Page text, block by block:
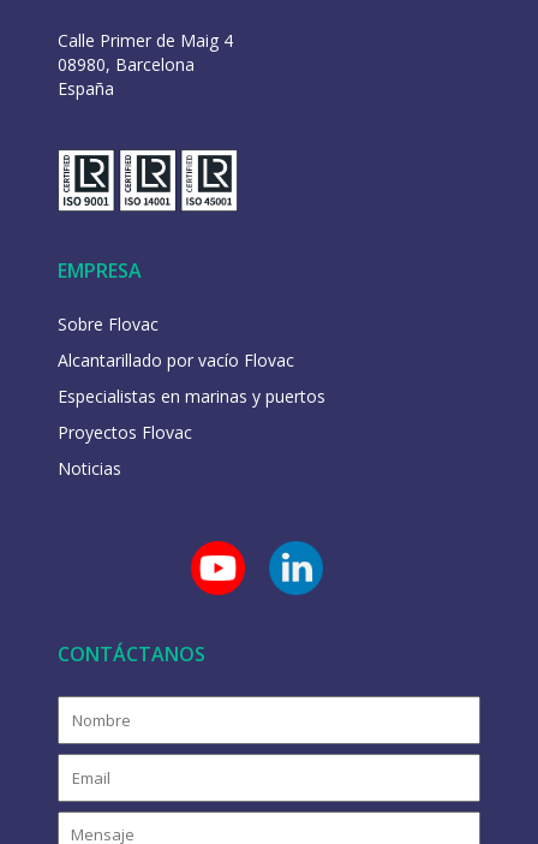
Calle Primer de Maig 4
08980, Barcelona
España
EMPRESA
Sobre Flovac
Alcantarillado por vacío Flovac
Especialistas en marinas y puertos
Proyectos Flovac
Noticias
CONTÁCTANOS